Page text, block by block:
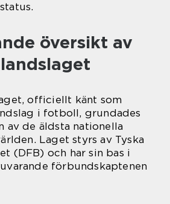
översikt av
officiellt känt som
i fotboll, grundades
av de äldsta nationella
Laget styrs av Tyska
(DFB) och har sin bas i
förbundskaptenen